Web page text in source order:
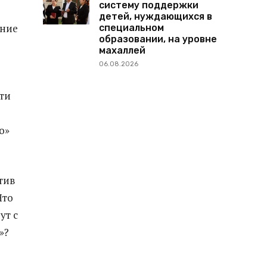
с
систему поддержки
детей, нуждающихся в
специальном
образовании, на уровне
махаллей
06.08.2026